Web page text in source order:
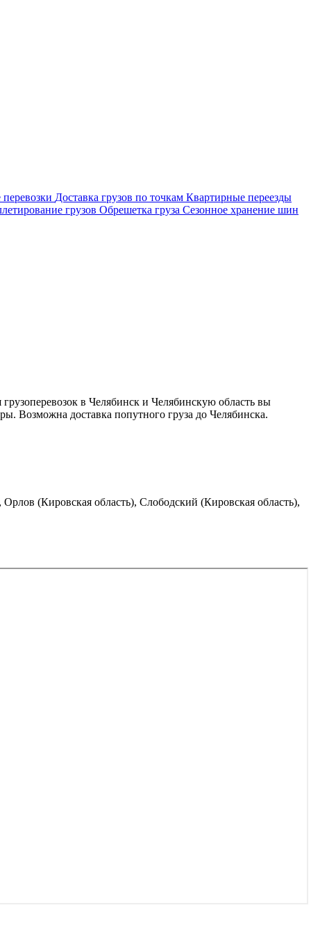
Доставка грузов по точкам Квартирные переезды
грузов Обрешетка груза Сезонное хранение шин
в Челябинск и Челябинскую область вы
Возможна доставка попутного груза до Челябинска.
(Кировская область), Слободский (Кировская область),